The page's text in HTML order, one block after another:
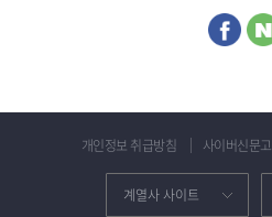
개인정보 취급방침 사이버신문고